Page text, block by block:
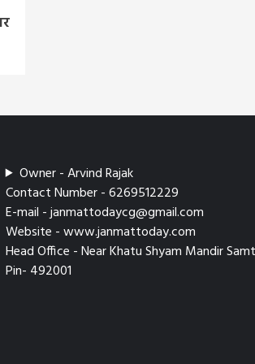
Owner - Arvind Rajak
Contact Number - 6269512229
E-mail - janmattodaycg@gmail.com
Website - www.janmattoday.com
Head Office - Near Khatu Shyam Mandir
Pin- 492001